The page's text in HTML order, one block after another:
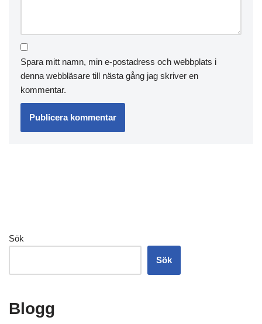
Spara mitt namn, min e-postadress och webbplats i
denna webbläsare till nästa gång jag skriver en
kommentar.
Sök
Sök
Blogg